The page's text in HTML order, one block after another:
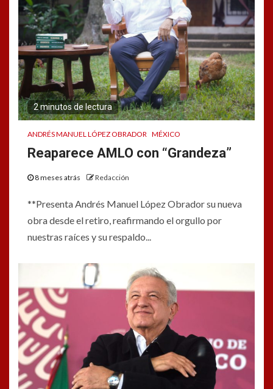
2 minutos de lectura
ANDRÉS MANUEL LÓPEZ OBRADOR MÉXICO
Reaparece AMLO con “Grandeza”
8 meses atrás Redacción
**Presenta Andrés Manuel López Obrador su nueva
obra desde el retiro, reafirmando el orgullo por
nuestras raíces y su respaldo...